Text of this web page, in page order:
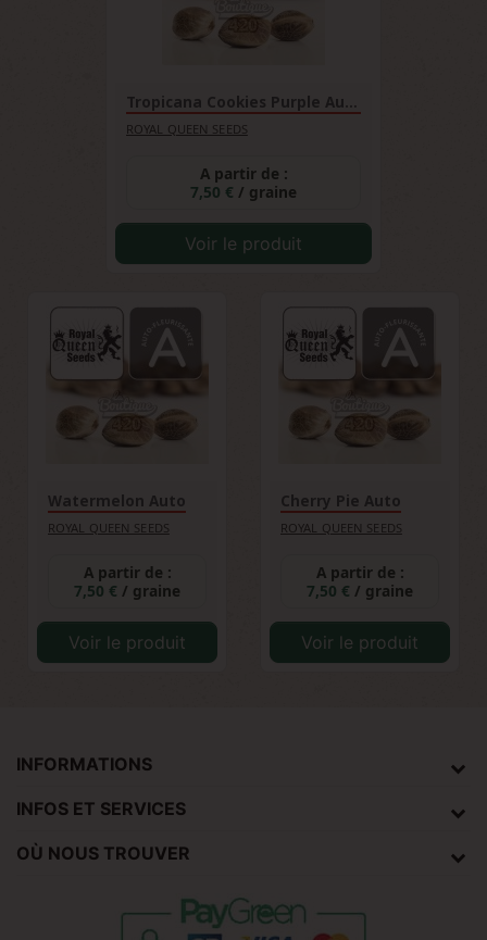
Tropicana Cookies Purple Auto
ROYAL QUEEN SEEDS
A partir de :
7,50 € / graine
Voir le produit
Watermelon Auto
ROYAL QUEEN SEEDS
A partir de :
7,50 € / graine
Voir le produit
Cherry Pie Auto
ROYAL QUEEN SEEDS
A partir de :
7,50 € / graine
Voir le produit
INFORMATIONS
INFOS ET SERVICES
OÙ NOUS TROUVER